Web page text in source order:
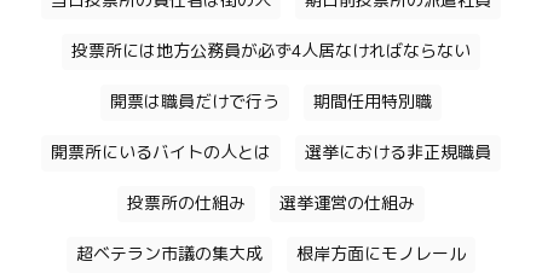
投票所には地方公務員が必ず4人居なければならない
開票は職員だけで行う 期間任用特別職
開票所にいるバイトの人とは 選挙における非正規職員
投票所の仕組み 選挙運営の仕組み
超ベテラン市議の集大成 根岸方面にモノレール